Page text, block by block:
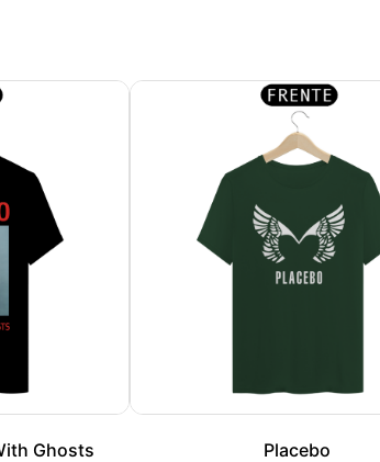
Ghosts
Placebo